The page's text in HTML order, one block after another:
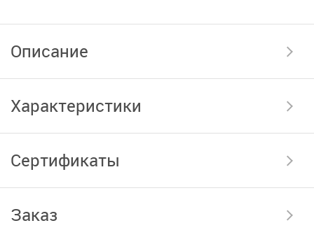
Описание
Характеристики
Сертификаты
Заказ